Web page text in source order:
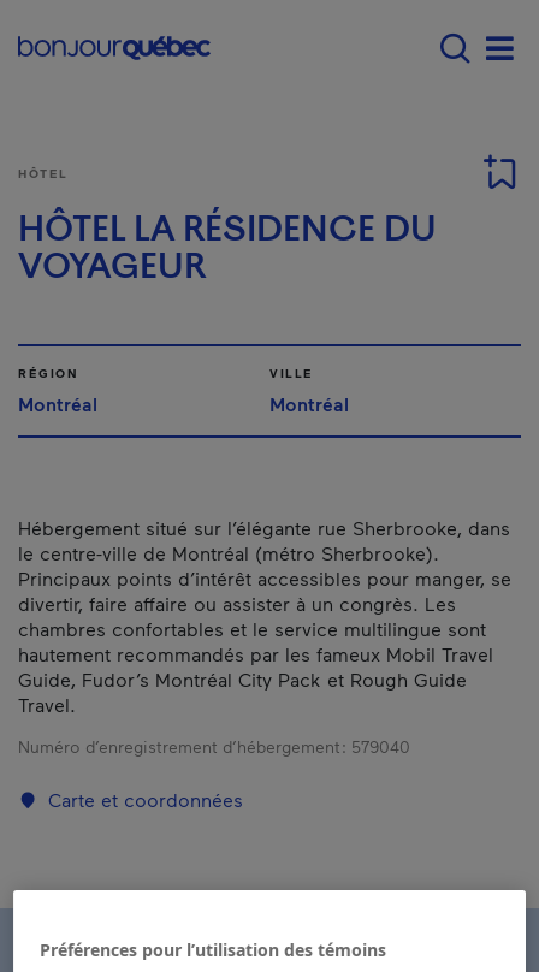
Main navigation -
HÔTEL
HÔTEL LA RÉSIDENCE DU
VOYAGEUR
RÉGION
Montréal
VILLE
Montréal
Hébergement situé sur l’élégante rue Sherbrooke, dans
le centre-ville de Montréal (métro Sherbrooke).
Principaux points d’intérêt accessibles pour manger, se
divertir, faire affaire ou assister à un congrès. Les
chambres confortables et le service multilingue sont
hautement recommandés par les fameux Mobil Travel
Guide, Fudor’s Montréal City Pack et Rough Guide
Travel.
Numéro d’enregistrement d’hébergement : 579040
Carte et coordonnées
Préférences pour l’utilisation des témoins